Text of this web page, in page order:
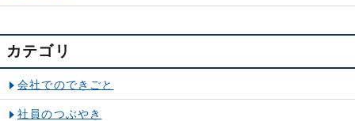
カテゴリ
会社でのできごと
社員のつぶやき